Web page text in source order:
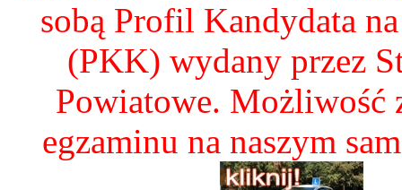
sobą Profil Kandydata
(PKK) wydany przez
Powiatowe. Możliwość
egzaminu na naszym